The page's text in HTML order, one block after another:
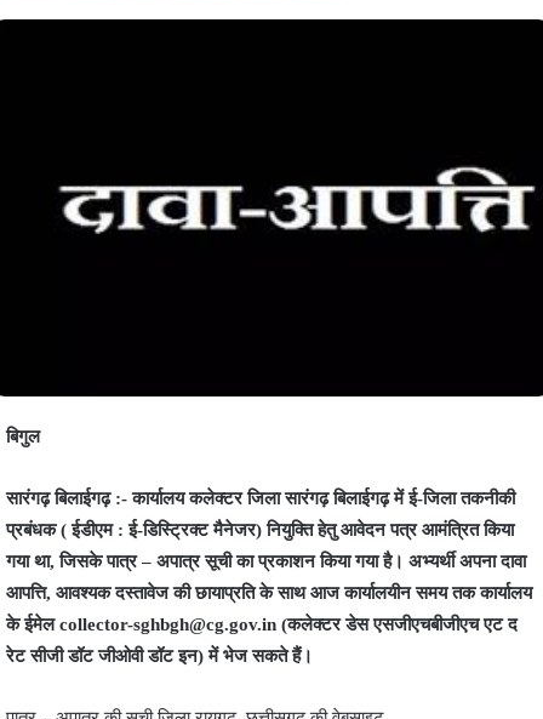
बिगुल
सारंगढ़ बिलाईगढ़ :- कार्यालय कलेक्टर जिला सारंगढ़ बिलाईगढ़ में ई-जिला तकनीकी
प्रबंधक ( ईडीएम : ई-डिस्ट्रिक्ट मैनेजर) नियुक्ति हेतु आवेदन पत्र आमंत्रित किया
गया था, जिसके पात्र – अपात्र सूची का प्रकाशन किया गया है। अभ्यर्थी अपना दावा
आपत्ति, आवश्यक दस्तावेज की छायाप्रति के साथ आज कार्यालयीन समय तक कार्यालय
के ईमेल collector-sghbgh@cg.gov.in (कलेक्टर डेस एसजीएचबीजीएच एट द
रेट सीजी डॉट जीओवी डॉट इन) में भेज सकते हैं।